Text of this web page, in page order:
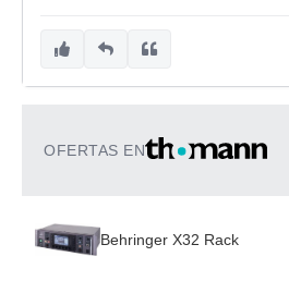
OFERTAS EN
Behringer X32 Rack